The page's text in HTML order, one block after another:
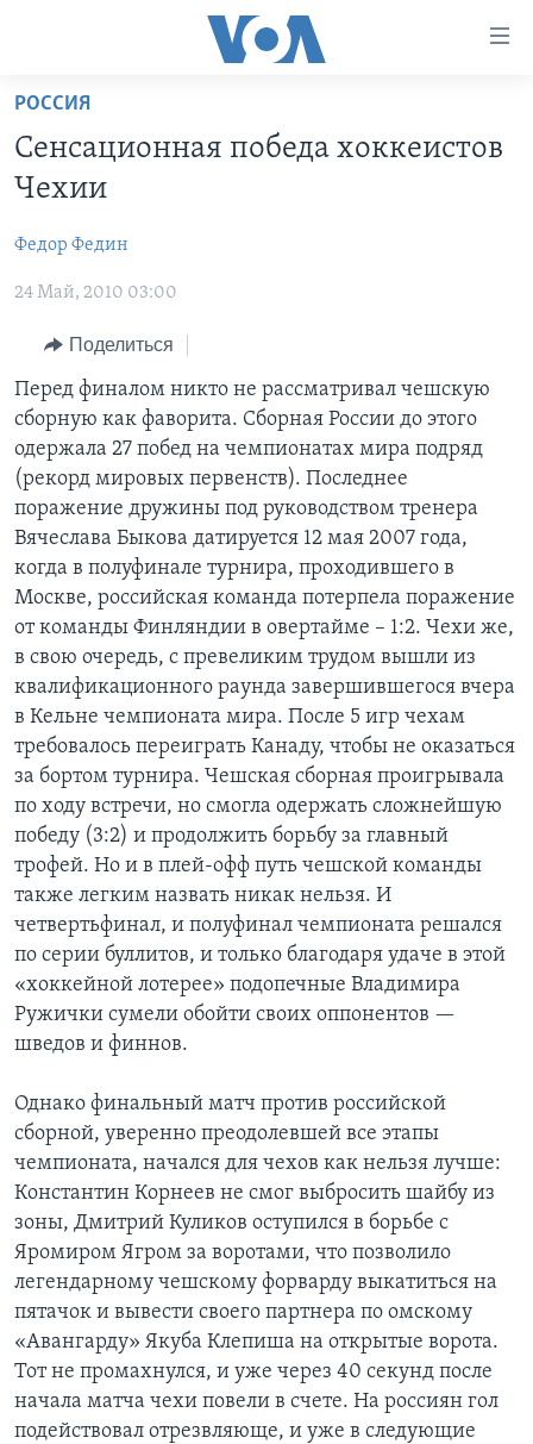
Перейти
основной
контент
навигации
Перейти
поиск
ПРОГРАММЫ
НОВОСТИ ЗА МИНУТУ
ИТОГИ
ПОЧЕМУ ЭТО ВАЖНО?
ДИСКУССИЯ VOA
ДЕТАЛИ
НЬЮ-ЙОРК NEW YORK
АМЕРИКА. БОЛЬШОЕ ПУТЕШЕСТВИЕ
УЧИМ АНГЛИЙСКИЙ
НАША АМЕРИКАНСКАЯ ИСТОРИЯ
А КАК В АМЕРИКЕ?
АРТЕФАКТЫ
АМЕРИКАНСКИЕ ГОРОДКИ
ТЕСТЫ
ЭКСПЕРТИЗА
ИНТЕРВЬЮ
ФАКТЫ ПРОТИВ ФЕЙКОВ
ЗА СВОБОДУ ПРЕССЫ
УЧИМ АНГЛИЙСКИЙ
ВИДЕО
ПОДПИСКА НА НОВОСТИ
Learning English
СОЦИАЛЬНЫЕ СЕТИ
Языки
РОССИЯ
Сенсационная победа хоккеистов
Чехии
Федор Федин
24 Май, 2010 03:00
Поделиться
Перед финалом никто не рассматривал чешскую
сборную как фаворита. Сборная России до этого
одержала 27 побед на чемпионатах мира подряд
(рекорд мировых первенств). Последнее
поражение дружины под руководством тренера
Вячеслава Быкова датируется 12 мая 2007 года,
когда в полуфинале турнира, проходившего в
Москве, российская команда потерпела поражение
от команды Финляндии в овертайме – 1:2. Чехи же,
в свою очередь, с превеликим трудом вышли из
квалификационного раунда завершившегося вчера
в Кельне чемпионата мира. После 5 игр чехам
требовалось переиграть Канаду, чтобы не оказаться
за бортом турнира. Чешская сборная проигрывала
по ходу встречи, но смогла одержать сложнейшую
победу (3:2) и продолжить борьбу за главный
трофей. Но и в плей-офф путь чешской команды
также легким назвать никак нельзя. И
четвертьфинал, и полуфинал чемпионата решался
по серии буллитов, и только благодаря удаче в этой
«хоккейной лотерее» подопечные Владимира
Ружички сумели обойти своих оппонентов —
шведов и финнов.
Однако финальный матч против российской
сборной, уверенно преодолевшей все этапы
чемпионата, начался для чехов как нельзя лучше:
Константин Корнеев не смог выбросить шайбу из
зоны, Дмитрий Куликов оступился в борьбе с
Яромиром Ягром за воротами, что позволило
легендарному чешскому форварду выкатиться на
пятачок и вывести своего партнера по омскому
«Авангарду» Якуба Клепиша на открытые ворота.
Тот не промахнулся, и уже через 40 секунд после
начала матча чехи повели в счете. На россиян гол
подействовал отрезвляюще, и уже в следующие